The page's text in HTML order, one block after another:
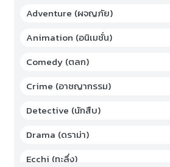
Adventure (ผจญภัย)
Animation (อนิเมชั่น)
Comedy (ตลก)
Crime (อาชญากรรม)
Detective (นักสืบ)
Drama (ดราม่า)
Ecchi (ทะลึ่ง)